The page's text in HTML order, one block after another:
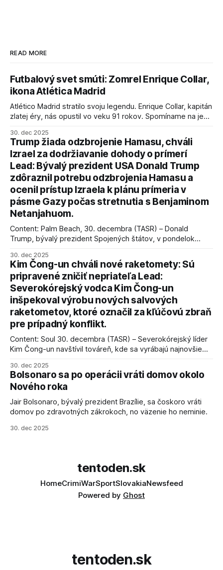
READ MORE
Futbalový svet smúti: Zomrel Enrique Collar,
ikona Atlética Madrid
Atlético Madrid stratilo svoju legendu. Enrique Collar, kapitán
zlatej éry, nás opustil vo veku 91 rokov. Spomíname na jeho
30. dec 2025
Trump žiada odzbrojenie Hamasu, chváli
Izrael za dodržiavanie dohody o prímerí
Lead: Bývalý prezident USA Donald Trump
zdôraznil potrebu odzbrojenia Hamasu a
ocenil prístup Izraela k plánu prímeria v
pásme Gazy počas stretnutia s Benjaminom
Netanjahuom.
Content: Palm Beach, 30. decembra (TASR) – Donald
Trump, bývalý prezident Spojených štátov, v pondelok
kľúčové pre úspešné dosiahnutie prímeria v Gaze. Agentúra
AFP informuje, že Trump vyjadril presvedčenie, že Izrael plní
podmienky dohody o prí
30. dec 2025
Kim Čong-un chváli nové raketomety: Sú
pripravené zničiť nepriateľa Lead:
Severokórejský vodca Kim Čong-un
inšpekoval výrobu nových salvových
raketometov, ktoré označil za kľúčovú zbraň
pre prípadný konflikt.
Content: Soul 30. decembra (TASR) – Severokórejský líder
Kim Čong-un navštívil továreň, kde sa vyrábajú najnovšie
schopnosti. Informovali o tom štátne médiá KĽDR, na ktoré
sa odvoláva agentúra AFP.
30. dec 2025
Bolsonaro sa po operácii vráti domov okolo
Nového roka
Jair Bolsonaro, bývalý prezident Brazílie, sa čoskoro vráti
domov po zdravotných zákrokoch, no väzenie ho neminie.
30. dec 2025
tentoden.sk
HomeCrimiWarSportSlovakiaNewsfeed
Powered by Ghost
tentoden.sk